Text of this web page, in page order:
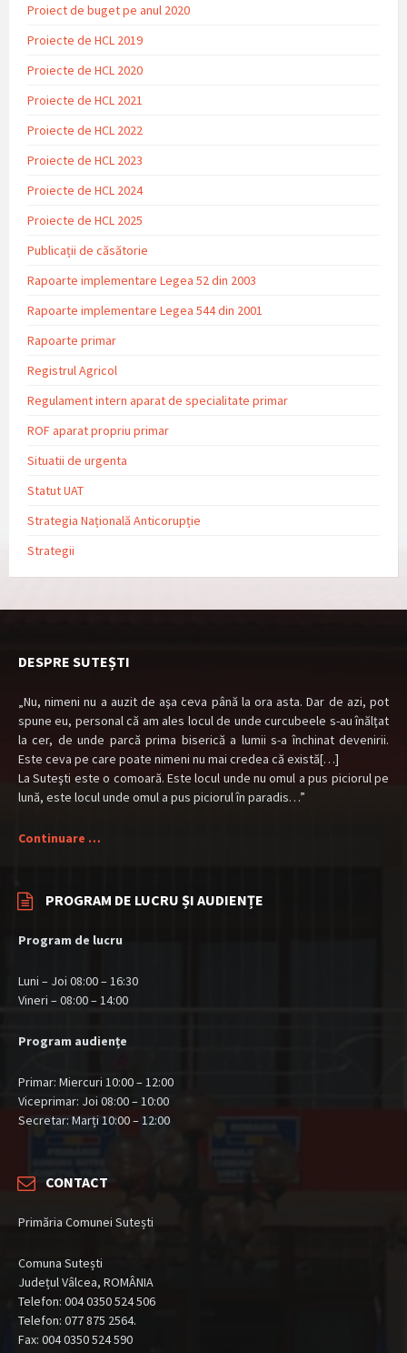
Proiect de buget pe anul 2020
Proiecte de HCL 2019
Proiecte de HCL 2020
Proiecte de HCL 2021
Proiecte de HCL 2022
Proiecte de HCL 2023
Proiecte de HCL 2024
Proiecte de HCL 2025
Publicații de căsătorie
Rapoarte implementare Legea 52 din 2003
Rapoarte implementare Legea 544 din 2001
Rapoarte primar
Registrul Agricol
Regulament intern aparat de specialitate primar
ROF aparat propriu primar
Situatii de urgenta
Statut UAT
Strategia Națională Anticorupție
Strategii
DESPRE SUTEȘTI
„Nu, nimeni nu a auzit de aşa ceva până la ora asta. Dar de azi, pot
spune eu, personal că am ales locul de unde curcubeele s-au înălţat
la cer, de unde parcă prima biserică a lumii s-a închinat devenirii.
Este ceva pe care poate nimeni nu mai credea că există[…]
La Suteşti este o comoară. Este locul unde nu omul a pus piciorul pe
lună, este locul unde omul a pus piciorul în paradis…”
Continuare …
PROGRAM DE LUCRU ȘI AUDIENȚE
Program de lucru
Luni – Joi 08:00 – 16:30
Vineri – 08:00 – 14:00
Program audiențe
Primar: Miercuri 10:00 – 12:00
Viceprimar: Joi 08:00 – 10:00
Secretar: Marți 10:00 – 12:00
CONTACT
Primăria Comunei Sutești
Comuna Sutești
Județul Vâlcea, ROMÂNIA
Telefon: 004 0350 524 506
Telefon: 077 875 2564.
Fax: 004 0350 524 590